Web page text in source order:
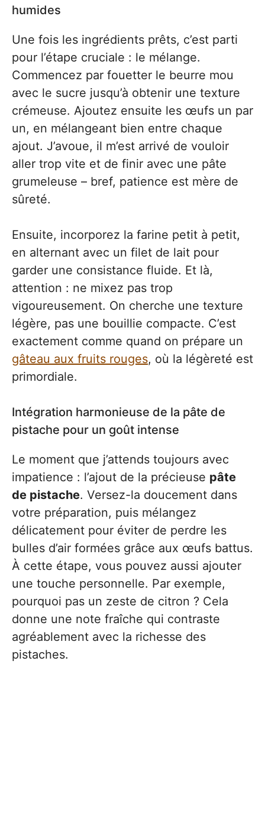
humides
Une fois les ingrédients prêts, c’est parti
pour l’étape cruciale : le mélange.
Commencez par fouetter le beurre mou
avec le sucre jusqu’à obtenir une texture
crémeuse. Ajoutez ensuite les œufs un par
un, en mélangeant bien entre chaque
ajout. J’avoue, il m’est arrivé de vouloir
aller trop vite et de finir avec une pâte
grumeleuse – bref, patience est mère de
sûreté.
Ensuite, incorporez la farine petit à petit,
en alternant avec un filet de lait pour
garder une consistance fluide. Et là,
attention : ne mixez pas trop
vigoureusement. On cherche une texture
légère, pas une bouillie compacte. C’est
exactement comme quand on prépare un
gâteau aux fruits rouges, où la légèreté est
primordiale.
Intégration harmonieuse de la pâte de
pistache pour un goût intense
Le moment que j’attends toujours avec
impatience : l’ajout de la précieuse pâte
de pistache. Versez-la doucement dans
votre préparation, puis mélangez
délicatement pour éviter de perdre les
bulles d’air formées grâce aux œufs battus.
À cette étape, vous pouvez aussi ajouter
une touche personnelle. Par exemple,
pourquoi pas un zeste de citron ? Cela
donne une note fraîche qui contraste
agréablement avec la richesse des
pistaches.